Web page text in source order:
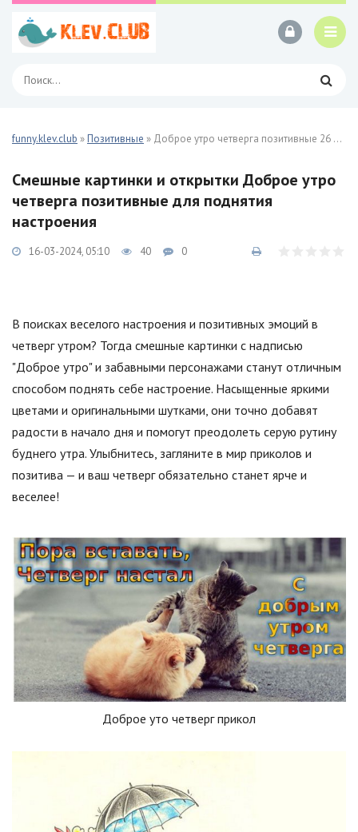
funny.klev.club »Позитивные » Доброе утро четверга позитивные 26 фото
Смешные картинки и открытки Доброе утро
четверга позитивные для поднятия
настроения
16-03-2024, 05:10 40 0
В поисках веселого настроения и позитивных эмоций в
четверг утром? Тогда смешные картинки с надписью
"Доброе утро" и забавными персонажами станут отличным
способом поднять себе настроение. Насыщенные яркими
цветами и оригинальными шутками, они точно добавят
радости в начало дня и помогут преодолеть серую рутину
буднего утра. Улыбнитесь, загляните в мир приколов и
позитива — и ваш четверг обязательно станет ярче и
веселее!
Доброе уто четверг прикол